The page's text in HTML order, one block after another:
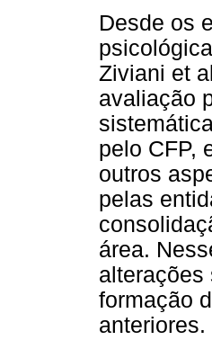
Desde os
Ziviani et
avaliação
pelo CFP,
outros
pelas
área.
alterações
formação
anteriores.